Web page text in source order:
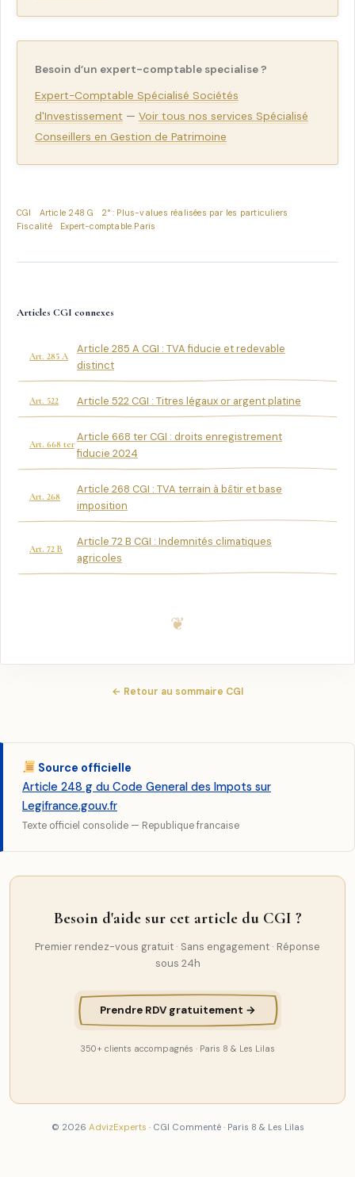
Besoin d’un expert-comptable specialise ?
Expert-Comptable Spécialisé Sociétés
d'Investissement — Voir tous nos services Spécialisé
Conseillers en Gestion de Patrimoine
CGI Article 248 G
2° : Plus-values réalisées par les particuliers
Fiscalité
Expert-comptable Paris
Articles CGI connexes
Art. 285 A
Article 285 A CGI : TVA fiducie et redevable
distinct
Art. 522 Article 522 CGI : Titres légaux or argent platine
Art. 668 ter
Article 668 ter CGI : droits enregistrement
fiducie 2024
Art. 268
Article 268 CGI : TVA terrain à bâtir et base
imposition
Art. 72 B
Article 72 B CGI : Indemnités climatiques
agricoles
← Retour au sommaire CGI
Source officielle
Article 248 g du Code General des Impots sur
Legifrance.gouv.fr
Texte officiel consolide — Republique francaise
Besoin d'aide sur cet article du CGI ?
Premier rendez-vous gratuit · Sans engagement · Réponse
sous 24h
Prendre RDV gratuitement →
350+ clients accompagnés · Paris 8 & Les Lilas
© 2026 AdvizExperts · CGI Commenté · Paris 8 & Les Lilas